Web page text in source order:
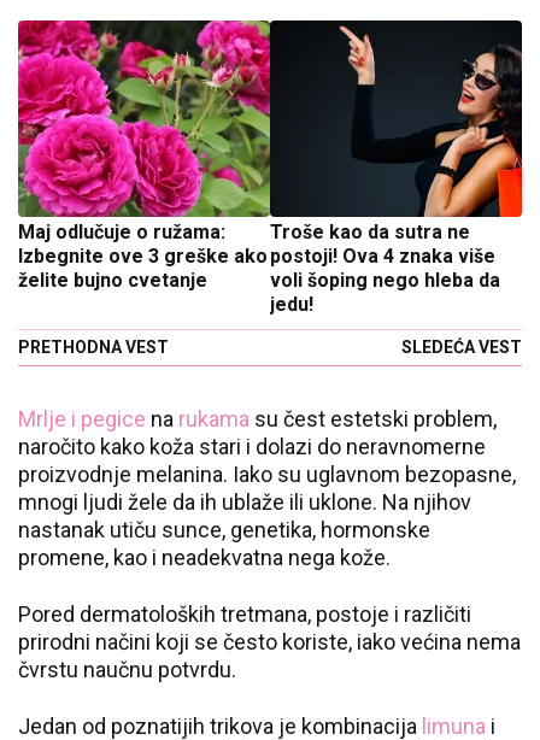
Maj odlučuje o ružama:
Izbegnite ove 3 greške ako
želite bujno cvetanje
PRETHODNA VEST
Troše kao da sutra ne
postoji! Ova 4 znaka više
voli šoping nego hleba da
jedu!
SLEDEĆA VEST
Mrlje i pegice na rukama su čest estetski problem,
naročito kako koža stari i dolazi do neravnomerne
proizvodnje melanina. Iako su uglavnom bezopasne,
mnogi ljudi žele da ih ublaže ili uklone. Na njihov
nastanak utiču sunce, genetika, hormonske
promene, kao i neadekvatna nega kože.
Pored dermatoloških tretmana, postoje i različiti
prirodni načini koji se često koriste, iako većina nema
čvrstu naučnu potvrdu.
Jedan od poznatijih trikova je kombinacija limuna i